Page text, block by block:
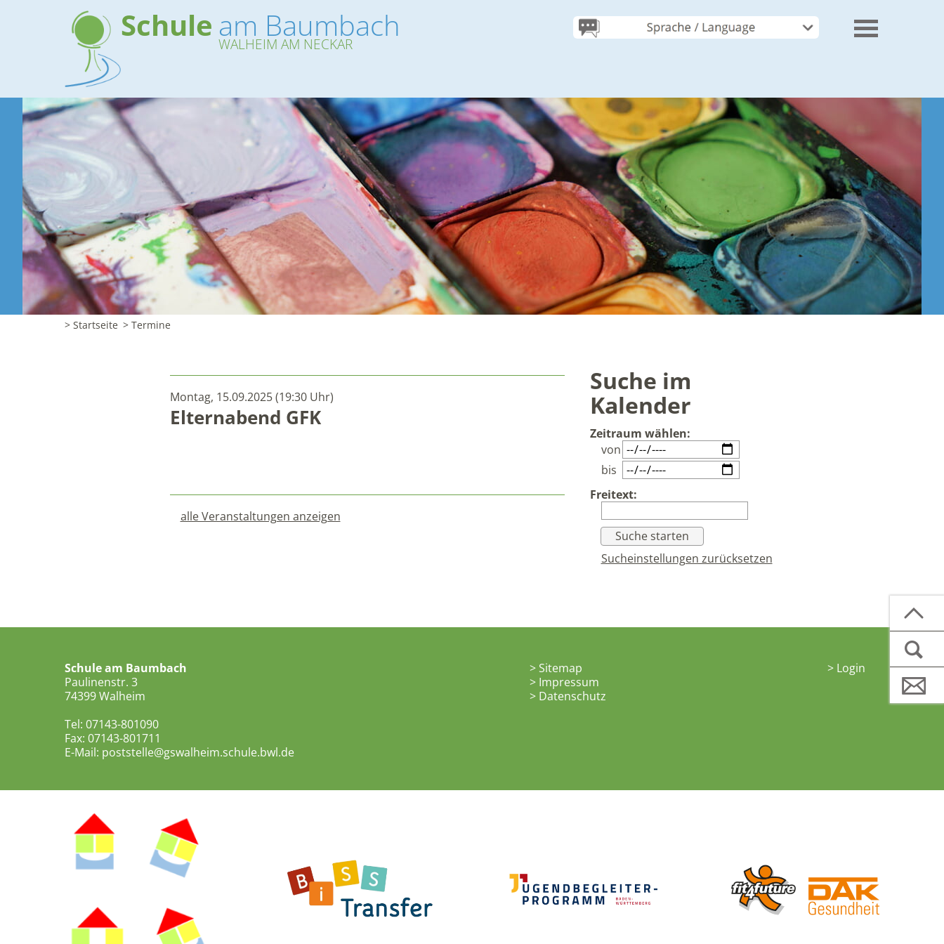
Schule am Baumbach
WALHEIM AM NECKAR
> Startseite > Termine
Suche im
Kalender
Zeitraum wählen:
von
bis
Freitext:
Sucheinstellungen zurücksetzen
Montag, 15.09.2025 (19:30 Uhr)
Elternabend GFK
alle Veranstaltungen anzeigen
Schule am Baumbach
Paulinenstr. 3
74399 Walheim
Tel: 07143-801090
Fax: 07143-801711
E-Mail: poststelle@gswalheim.schule.bwl.de
>Sitemap
> Impressum
> Datenschutz
> Login